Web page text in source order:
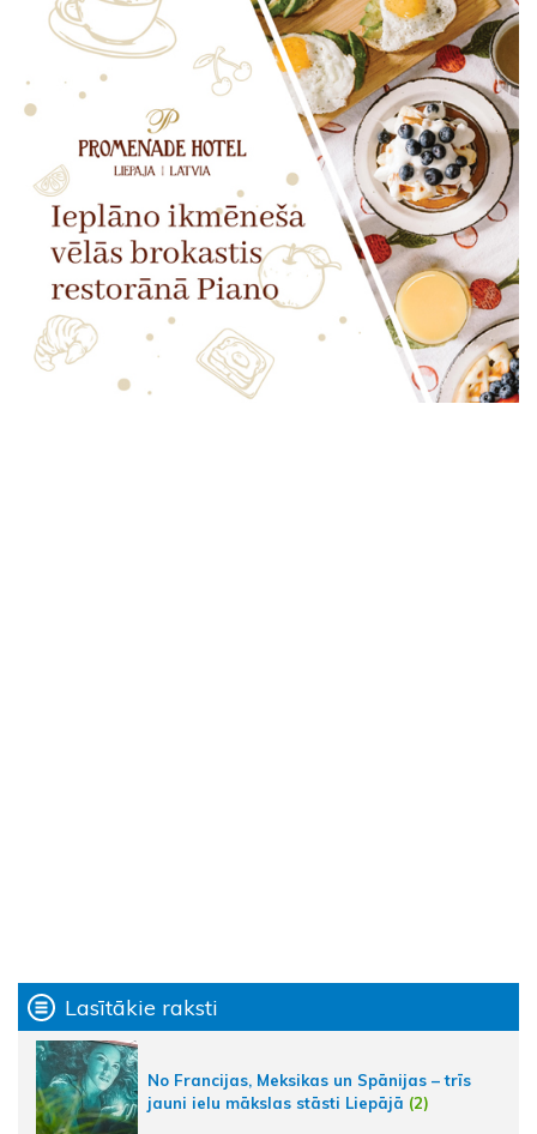
Lasītākie raksti
No Francijas, Meksikas un Spānijas – trīs
jauni ielu mākslas stāsti Liepājā (2)